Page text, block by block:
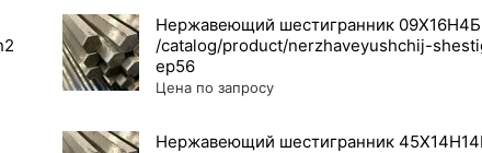
Нержавеющий шестигранник
Цена по запросу
Нержавеющий шестигранник